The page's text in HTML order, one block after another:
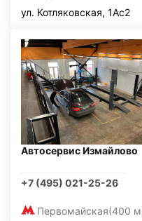
ул. Котляковская, 1Ас2
Автосервис Измайлово
+7 (495) 021-25-26
Первомайская(400